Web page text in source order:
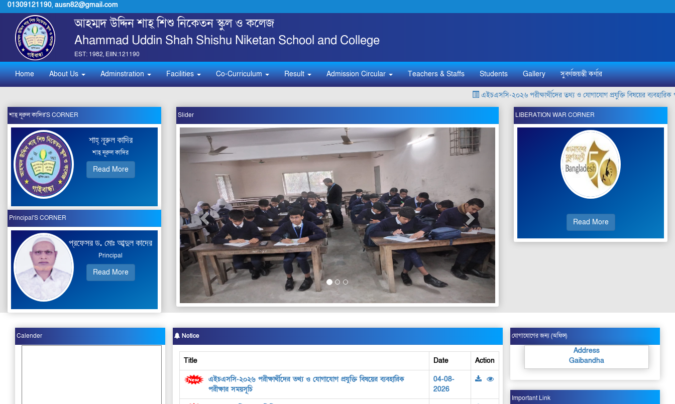
01309121190, ausn82@gmail.com
আহম্মদ উদ্দিন শাহ্ শিশু নিকেতন স্কুল ও কলেজ
Ahammad Uddin Shah Shishu Niketan School and College
EST: 1982, EIIN:121190
Home About Us Adminstration Facilities Co-Curriculum Result Admission Circular Teachers & Staffs Students Gallery সুবর্ণজয়ন্তী কর্ণার
এইচএসসি-২০২৬ পরীক্ষার্থীদের তথ্য ও যোগাযোগ প্রযুক্তি বিষয়ের ব্যবহারিক
শাহ্‌ নূরুল কাদির'S CORNER
শাহ্‌ নূরুল কাদির
শাহ্‌ নূরুল কাদির
Read More
Principal'S CORNER
প্রফেসর ড. মোঃ আব্দুল কাদের
Principal
Read More
Slider LIBERATION WAR CORNER
Read More
Calender Notice
Title Date
Action
এইচএসসি-২০২৬ পরীক্ষার্থীদের তথ্য ও যোগাযোগ প্রযুক্তি বিষয়ের ব্যবহারিক
পরীক্ষার সময়সূচি
04-08-
2026
যোগাযোগের জন্য (অফিস)
Address
Gaibandha
Important Link